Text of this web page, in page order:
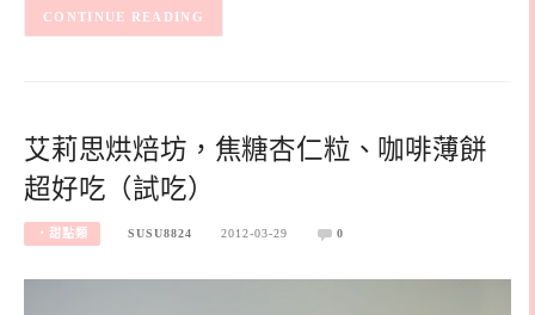
CONTINUE READING
艾莉思烘焙坊，焦糖杏仁粒、咖啡薄餅
超好吃（試吃）
‧甜點類 SUSU8824 2012-03-29 0